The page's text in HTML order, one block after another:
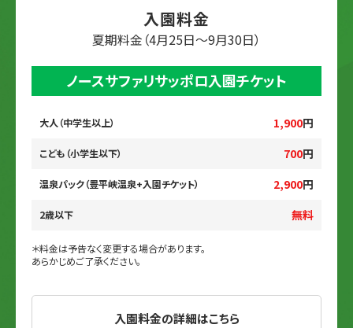
入園料金
夏期料金（4月25日～9月30日）
ノースサファリサッポロ入園チケット
大人（中学生以上） 1,900円
こども（小学生以下） 700円
温泉パック（豊平峡温泉+入園チケット） 2,900円
2歳以下 無料
＊料金は予告なく変更する場合があります。
あらかじめご了承ください。
入園料金の詳細はこちら